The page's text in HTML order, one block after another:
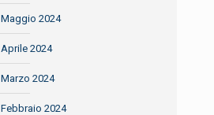
Maggio 2024
Aprile 2024
Marzo 2024
Febbraio 2024